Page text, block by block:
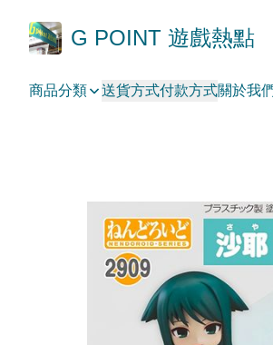
G POINT 遊戲熱點
商品分類 送貨方式付款方式關於我們